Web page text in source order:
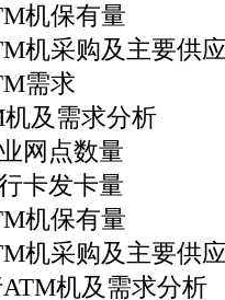
机保有量
机采购及主要供
需求
及需求分析
网点数量
卡发卡量
机保有量
机采购及主要供
机及需求分析